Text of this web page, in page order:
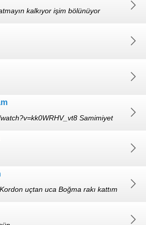
kalkıyor işim bölünüyor
Samimiyet
22:00 arası açık.
uçtan uca Boğma rakı kattım
hizliresim.com/uqnppkpr